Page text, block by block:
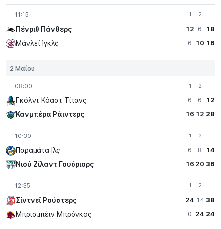
11:15
Πένριθ Πάνθερς
Μάνλεϊ Ίγκλς
1
12
6
2
6
10
18
16
2 Μαΐου
08:00
Γκόλντ Κόαστ Τίτανς
Κανμπέρα Ράιντερς
1
6
16
2
6
12
12
28
10:30
Παραμάτα Iλς
Νιού Ζίλαντ Γουόριορς
1
6
16
2
8
20
14
36
12:35
Σίντνεϊ Ρούστερς
Μπρισμπέιν Μπρόνκος
1
24
0
2
14
24
38
24